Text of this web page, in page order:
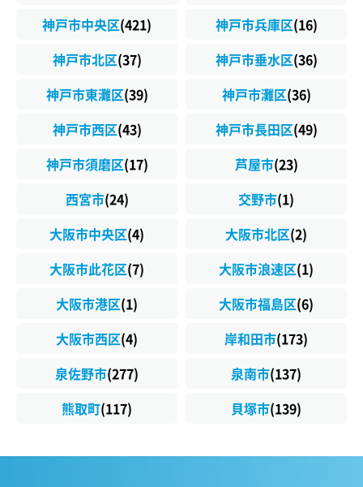
神戸市中央区(421) 神戸市兵庫区(16)
神戸市北区(37) 神戸市垂水区(36)
神戸市東灘区(39) 神戸市灘区(36)
神戸市西区(43) 神戸市長田区(49)
神戸市須磨区(17) 芦屋市(23)
西宮市(24) 交野市(1)
大阪市中央区(4) 大阪市北区(2)
大阪市此花区(7) 大阪市浪速区(1)
大阪市港区(1) 大阪市福島区(6)
大阪市西区(4) 岸和田市(173)
泉佐野市(277) 泉南市(137)
熊取町(117) 貝塚市(139)